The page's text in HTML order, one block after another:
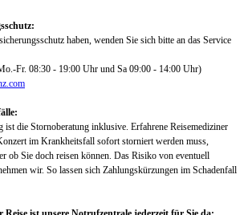
haben, wenden Sie sich bitte an das Service
Fr. 08:30 - 19:00 Uhr und Sa 09:00 - 14:00 Uhr)
ist die Stornoberatung inklusive. Erfahrene Reisemediziner
im Krankheitsfall sofort storniert werden muss,
ob Sie doch reisen können. Das Risiko von eventuell
wir. So lassen sich Zahlungskürzungen im Schadenfall